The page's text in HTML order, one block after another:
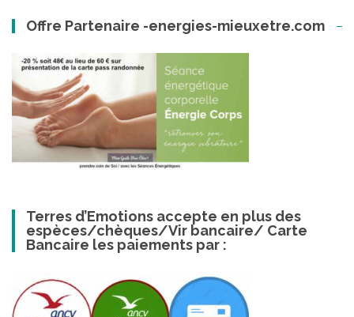
Offre Partenaire -energies-mieuxetre.com
Terres d’Emotions accepte en plus des
espèces/chèques/Vir bancaire/ Carte
Bancaire les paiements par :